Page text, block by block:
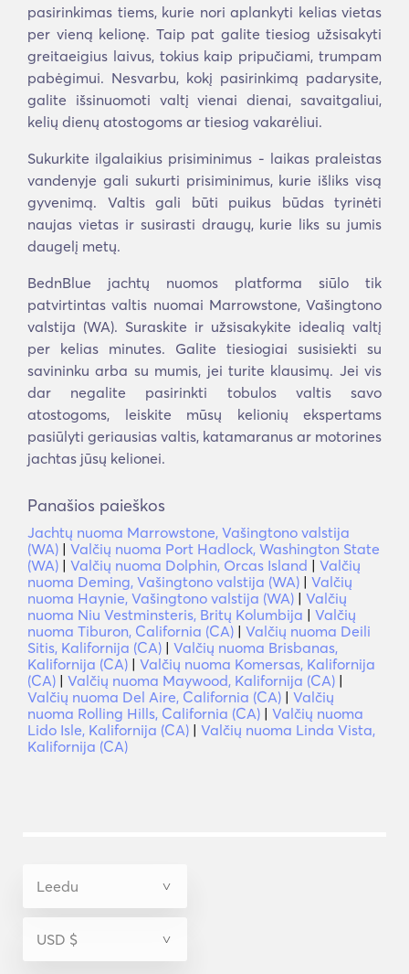
pasirinkimas tiems, kurie nori aplankyti kelias vietas
per vieną kelionę. Taip pat galite tiesiog užsisakyti
greitaeigius laivus, tokius kaip pripučiami, trumpam
pabėgimui. Nesvarbu, kokį pasirinkimą padarysite,
galite išsinuomoti valtį vienai dienai, savaitgaliui,
kelių dienų atostogoms ar tiesiog vakarėliui.
Sukurkite ilgalaikius prisiminimus - laikas praleistas
vandenyje gali sukurti prisiminimus, kurie išliks visą
gyvenimą. Valtis gali būti puikus būdas tyrinėti
naujas vietas ir susirasti draugų, kurie liks su jumis
daugelį metų.
BednBlue jachtų nuomos platforma siūlo tik
patvirtintas valtis nuomai Marrowstone, Vašingtono
valstija (WA). Suraskite ir užsisakykite idealią valtį
per kelias minutes. Galite tiesiogiai susisiekti su
savininku arba su mumis, jei turite klausimų. Jei vis
dar negalite pasirinkti tobulos valtis savo
atostogoms, leiskite mūsų kelionių ekspertams
pasiūlyti geriausias valtis, katamaranus ar motorines
jachtas jūsų kelionei.
Panašios paieškos
Jachtų nuoma Marrowstone, Vašingtono valstija
(WA) | Valčių nuoma Port Hadlock, Washington State
(WA) | Valčių nuoma Dolphin, Orcas Island | Valčių
nuoma Deming, Vašingtono valstija (WA) | Valčių
nuoma Haynie, Vašingtono valstija (WA) | Valčių
nuoma Niu Vestminsteris, Britų Kolumbija | Valčių
nuoma Tiburon, California (CA) | Valčių nuoma Deili
Sitis, Kalifornija (CA) | Valčių nuoma Brisbanas,
Kalifornija (CA) | Valčių nuoma Komersas, Kalifornija
(CA) | Valčių nuoma Maywood, Kalifornija (CA) |
Valčių nuoma Del Aire, California (CA) | Valčių
nuoma Rolling Hills, California (CA) | Valčių nuoma
Lido Isle, Kalifornija (CA) | Valčių nuoma Linda Vista,
Kalifornija (CA)